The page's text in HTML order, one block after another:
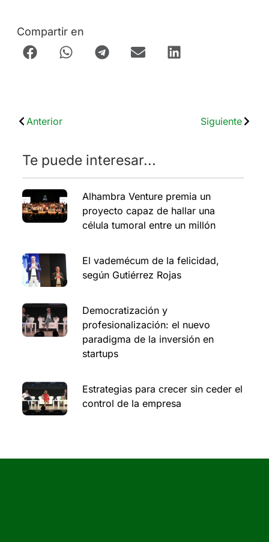
Compartir en
Anterior Siguiente
Te puede interesar...
Alhambra Venture premia un
proyecto capaz de hallar una
célula tumoral entre un millón
El vademécum de la felicidad,
según Gutiérrez Rojas
Democratización y
profesionalización: el nuevo
paradigma de la inversión en
startups
Estrategias para crecer sin ceder el
control de la empresa